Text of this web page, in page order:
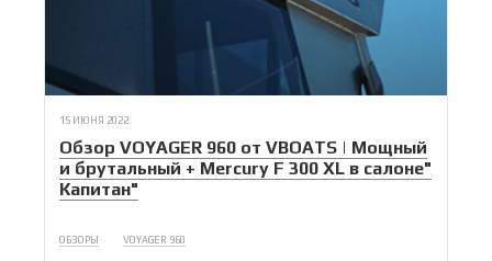
15 ИЮНЯ 2022
Обзор VOYAGER 960 от VBOATS | Мощный
и брутальный + Mercury F 300 XL в салоне"
Капитан"
ОБЗОРЫ VOYAGER 960